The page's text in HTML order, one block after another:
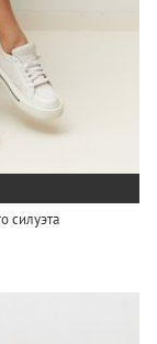
силуэта